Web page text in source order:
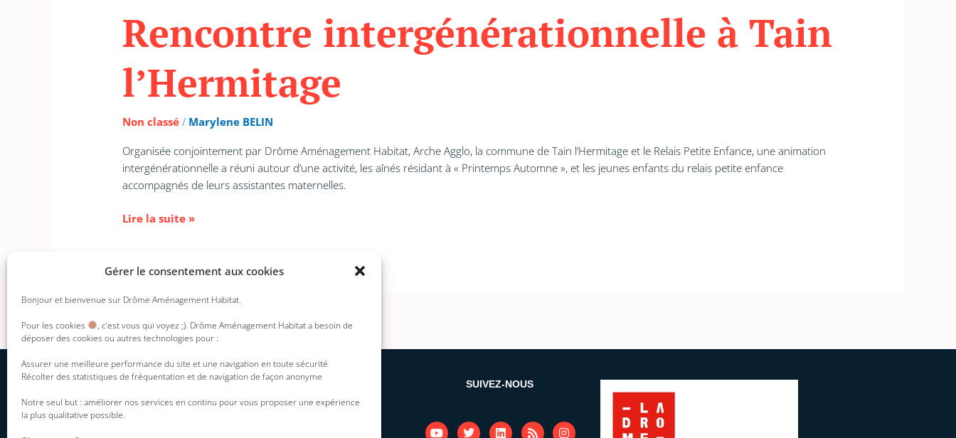
Gérer le consentement aux cookies
Bonjour et bienvenue sur Drôme Aménagement Habitat.
Pour les cookies
, c’est vous qui voyez ;). Drôme Aménagement Habitat a besoin de
déposer des cookies ou autres technologies pour :
Assurer une meilleure performance du site et une navigation en toute sécurité
Récolter des statistiques de fréquentation et de navigation de façon anonyme
Notre seul but : améliorer nos services en continu pour vous proposer une expérience
la plus qualitative possible.
Rencontre intergénérationnelle à Tain
l’Hermitage
Non classé / Marylene BELIN
Organisée conjointement par Drôme Aménagement Habitat, Arche Agglo, la commune de Tain l’Hermitage et le Relais Petite Enfance, une animation
intergénérationnelle a réuni autour d’une activité, les aînés résidant à « Printemps Automne », et les jeunes enfants du relais petite enfance
accompagnés de leurs assistantes maternelles.
Lire la suite »
Présentation
INFORMATION DU SITE
Mentions légales
SUIVEZ-NOUS
Y T L R I